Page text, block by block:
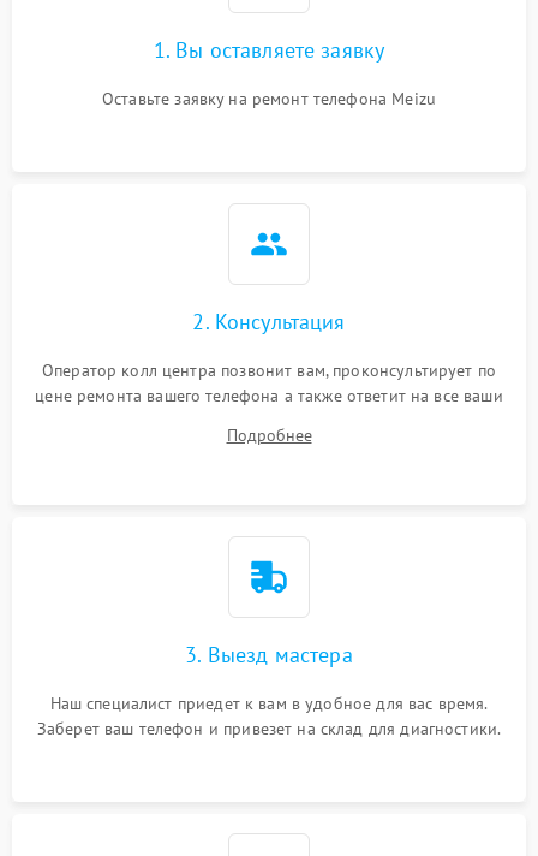
1. Вы оставляете заявку
Оставьте заявку на ремонт телефона Meizu
2. Консультация
Оператор колл центра позвонит вам, проконсультирует по
цене ремонта вашего телефона а также ответит на все ваши
Подробнее
3. Выезд мастера
Наш специалист приедет к вам в удобное для вас время.
Заберет ваш телефон и привезет на склад для диагностики.